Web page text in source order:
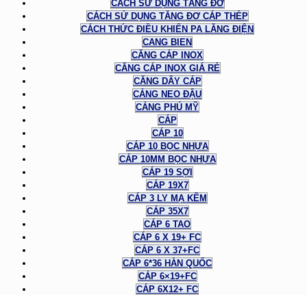
CÁCH SỬ DỤNG TĂNG ĐƠ
CÁCH SỬ DỤNG TĂNG ĐƠ CÁP THÉP
CÁCH THỨC ĐIỀU KHIỂN PA LĂNG ĐIỆN
CANG BIEN
CĂNG CÁP INOX
CĂNG CÁP INOX GIÁ RẺ
CĂNG DÂY CÁP
CẢNG NEO ĐẬU
CẢNG PHÚ MỸ
CÁP
CÁP 10
CÁP 10 BỌC NHỰA
CÁP 10MM BỌC NHỰA
CÁP 19 SỢI
CÁP 19X7
CÁP 3 LY MẠ KẼM
CÁP 35X7
CÁP 6 TAO
CÁP 6 X 19+ FC
CÁP 6 X 37+FC
CÁP 6*36 HÀN QUỐC
CÁP 6×19+FC
CÁP 6X12+ FC